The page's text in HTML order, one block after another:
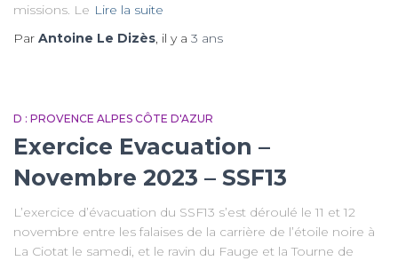
missions. Le Lire la suite
Par Antoine Le Dizès, il y a 3 ans
D : PROVENCE ALPES CÔTE D'AZUR
Exercice Evacuation –
Novembre 2023 – SSF13
L’exercice d’évacuation du SSF13 s’est déroulé le 11 et 12
novembre entre les falaises de la carrière de l’étoile noire à
La Ciotat le samedi, et le ravin du Fauge et la Tourne de